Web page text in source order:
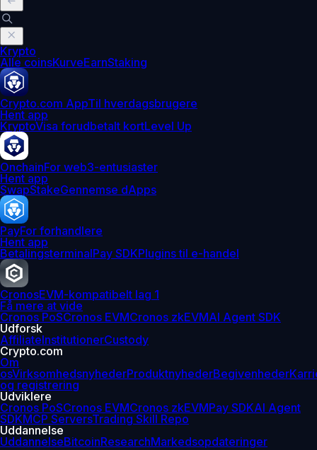
Krypto
Alle coinsKurveEarnStaking
Crypto.com AppTil hverdagsbrugere
Hent app
KryptoVisa forudbetalt kortLevel Up
OnchainFor web3-entusiaster
Hent app
SwapStakeGennemse dApps
PayFor forhandlere
Hent app
BetalingsterminalPay SDKPlugins til e-handel
CronosEVM-kompatibelt lag 1
Få mere at vide
Cronos PoSCronos EVMCronos zkEVMAI Agent SDK
Udforsk
AffiliateInstitutionerCustody
Crypto.com
Om
osVirksomhedsnyhederProduktnyhederBegivenheder
og registrering
Udviklere
Cronos PoSCronos EVMCronos zkEVMPay SDKAI Agent
SDKMCP ServersTrading Skill Repo
Uddannelse
UddannelseBitcoinResearchMarkedsopdateringer